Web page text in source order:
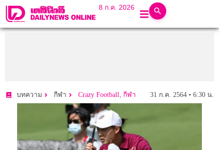
8 ก.ค. 2026
บทความ กีฬา Crazy Football, กีฬา 31 ก.ค. 2564 • 6:30 น.